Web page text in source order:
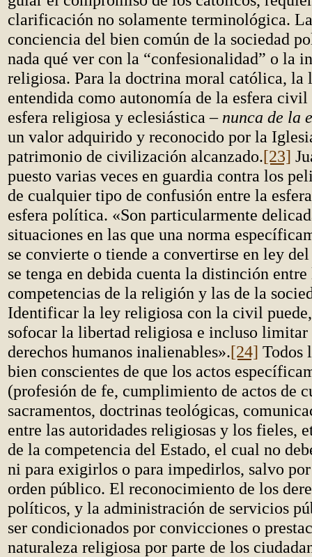
clarificación no solamente terminológica.
conciencia del bien común de la sociedad
nada qué ver con la “confesionalidad” o la
religiosa. Para la doctrina moral católica, la
entendida como autonomía de la esfera
esfera religiosa y eclesiástica – nunca de la
un valor adquirido y reconocido por la
patrimonio de civilización alcanzado.[23]
puesto varias veces en guardia contra los
de cualquier tipo de confusión entre la
esfera política. «Son particularmente
situaciones en las que una norma
se convierte o tiende a convertirse en ley
se tenga en debida cuenta la distinción entre
competencias de la religión y las de la
Identificar la ley religiosa con la civil
sofocar la libertad religiosa e incluso limitar
derechos humanos inalienables».[24] Todos
bien conscientes de que los actos
(profesión de fe, cumplimiento de actos de
sacramentos, doctrinas teológicas,
entre las autoridades religiosas y los fieles,
de la competencia del Estado, el cual no
ni para exigirlos o para impedirlos, salvo por
orden público. El reconocimiento de los
políticos, y la administración de servicios
ser condicionados por convicciones o
naturaleza religiosa por parte de los